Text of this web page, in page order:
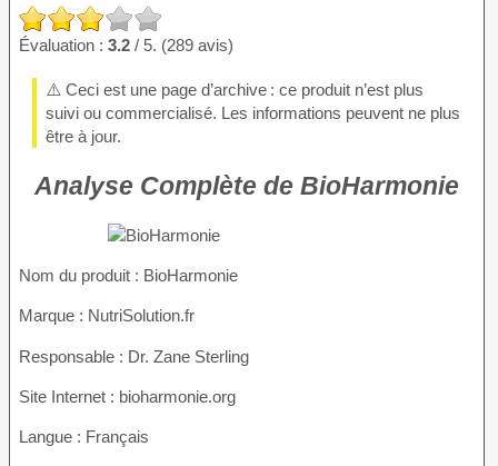
Évaluation : 3.2 / 5. (289 avis)
⚠️ Ceci est une page d’archive : ce produit n’est plus
suivi ou commercialisé. Les informations peuvent ne plus
être à jour.
Analyse Complète de BioHarmonie
Nom du produit : BioHarmonie
Marque : NutriSolution.fr
Responsable : Dr. Zane Sterling
Site Internet : bioharmonie.org
Langue : Français